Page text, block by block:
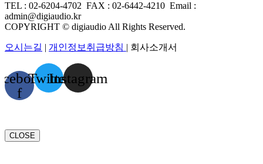
TEL : 02-6204-4702 FAX : 02-6442-4210 Email :
admin@digiaudio.kr
COPYRIGHT © digiaudio All Rights Reserved.
오시는길 | 개인정보취급방침 | 회사소개서
f
TwitterInstagram
CLOSE